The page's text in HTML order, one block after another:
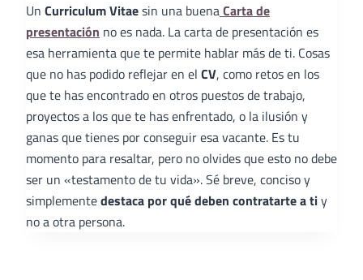
Un Curriculum Vitaesin una buenaCarta de
presentación no es nada. La carta de presentación es
esa herramienta que te permite hablar más de ti. Cosas
que no has podido reflejar en el CV, como retos en los
que te has encontrado en otros puestos de trabajo,
proyectos a los que te has enfrentado, o la ilusión y
ganas que tienes por conseguir esa vacante. Es tu
momento para resaltar, pero no olvides que esto no debe
ser un «testamento de tu vida». Sé breve, conciso y
simplementedestaca por qué deben contratarte a tiy
no a otra persona.